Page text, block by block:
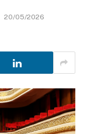
20/05/2026